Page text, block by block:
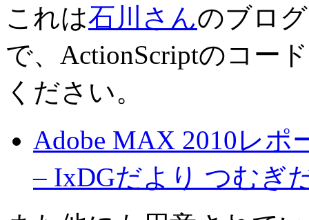
これは石川さんのブロ
で、ActionScriptのコー
ください。
Adobe MAX 2010レポ
– IxDGだより つむぎ